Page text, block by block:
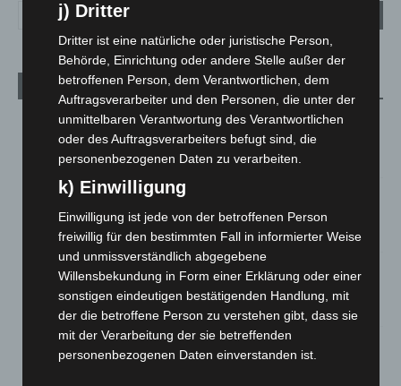
Aktuelle Beiträge
Niedersachsen: Feuerwehrkräfte kehren nach
Waldbrandeinsatz aus Spanien zurück
7. August 2026
Hannover: Erste Tigermücken-Population in Niedersachsen
entdeckt
7. August 2026
Brand im „Haus der Begegnung“ in Neuwarmbüchen schnell
6. August 2026
Region Hannover: 21 neue Notfallsanitäter starten beim
Roten Kreuz
j) Dritter
Dritter ist eine natürliche oder juristische Person,
Behörde, Einrichtung oder andere Stelle außer der
betroffenen Person, dem Verantwortlichen, dem
Auftragsverarbeiter und den Personen, die unter der
unmittelbaren Verantwortung des Verantwortlichen
oder des Auftragsverarbeiters befugt sind, die
personenbezogenen Daten zu verarbeiten.
k) Einwilligung
Einwilligung ist jede von der betroffenen Person
freiwillig für den bestimmten Fall in informierter Weise
und unmissverständlich abgegebene
Willensbekundung in Form einer Erklärung oder einer
sonstigen eindeutigen bestätigenden Handlung, mit
der die betroffene Person zu verstehen gibt, dass sie
mit der Verarbeitung der sie betreffenden
personenbezogenen Daten einverstanden ist.